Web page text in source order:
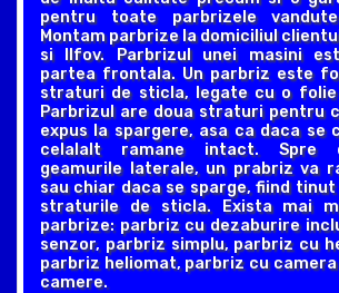
pentru toate parbrizele
Montam parbrize la domiciliul
si Ilfov. Parbrizul unei masini
partea frontala. Un parbriz este
straturi de sticla, legate cu o
Parbrizul are doua straturi pentru
expus la spargere, asa ca daca se
celalalt ramane intact. Spre
geamurile laterale, un prabriz va
sau chiar daca se sparge, fiind
straturile de sticla. Exista mai
parbrize: parbriz cu dezaburire
senzor, parbriz simplu, parbriz cu
parbriz heliomat, parbriz cu
camere.